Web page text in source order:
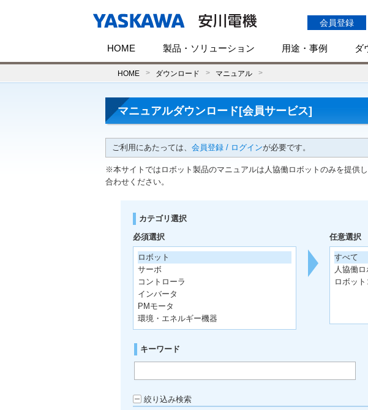
会員登録
HOME 製品・ソリューション 用途・事例 ダ
HOME ダウンロード マニュアル
マニュアルダウンロード[会員サービス]
ご利用にあたっては、 会員登録 / ログインが必要です。
※本サイトではロボット製品のマニュアルは人協働ロボットのみを提供
合わせください。
カテゴリ選択
必須選択
ロボット
サーボ
コントローラ
インバータ
PMモータ
環境・エネルギー機器
任意選択
すべて
人協働ロ
ロボッ
キーワード
絞り込み検索